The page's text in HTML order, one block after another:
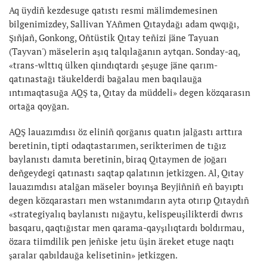
Aq üydiñ kezdesuge qatıstı resmi mälimdemesinen
bilgenimizdey, Sallivan YAñmen Qıtaydağı adam qwqığı,
Şıñjañ, Gonkong, Oñtüstik Qıtay teñizi jäne Tayuan
(Tayvan') mäselerin aşıq talqılağanın aytqan. Sonday-aq,
«trans-wlttıq ülken qiındıqtardı şeşuge jäne qarım-
qatınastağı täukelderdi bağalau men baqılauğa
ıntımaqtasuğa AQŞ ta, Qıtay da müddeli» degen közqarasın
ortağa qoyğan.
AQŞ lauazımdısı öz eliniñ qorğanıs quatın jalğastı arttıra
beretinin, tipti odaqtastarımen, serikterimen de tığız
baylanıstı damıta beretinin, biraq Qıtaymen de joğarı
deñgeydegi qatınastı saqtap qalatının jetkizgen. Al, Qıtay
lauazımdısı atalğan mäseler boyınşa Beyjiñniñ eñ bayıptı
degen közqarastarı men wstanımdarın ayta otırıp Qıtaydıñ
«strategiyalıq baylanıstı nığaytu, kelispeuşilikterdi dwrıs
basqaru, qaqtığıstar men qarama-qayşılıqtardı boldırmau,
özara tiimdilik pen jeñiske jetu üşin äreket etuge naqtı
şaralar qabıldauğa kelisetinin» jetkizgen.